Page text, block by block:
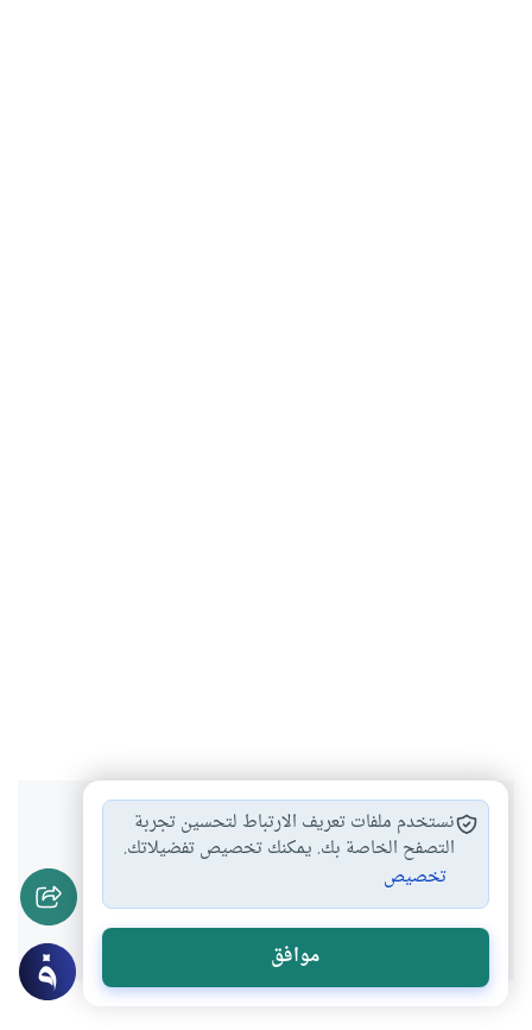
هل انتفعت بهذا المحتوى؟
نعم لا
نستخدم ملفات تعريف الارتباط لتحسين تجربة
التصفح الخاصة بك. يمكنك تخصيص تفضيلاتك.
تخصيص
موافق